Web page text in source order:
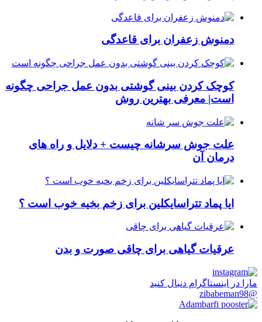
دمنوش زعفران برای قاعدگی
کوچک کردن بینی گوشتی بدون عمل جراحی چگونه
است| معرفی بهترین روش
علت جوش سرشانه چیست + دلایل و راه های
درمان آن
ایا پماد تتراسایکلین برای زخم بخیه خوب است ؟
عرقیات گیاهی برای چاقی صورت و بدن
مارا در اینستاگرام دنبال کنید
@zibabeman98